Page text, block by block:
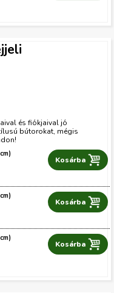
n
és fiókjaival jó
bútorokat, mégis